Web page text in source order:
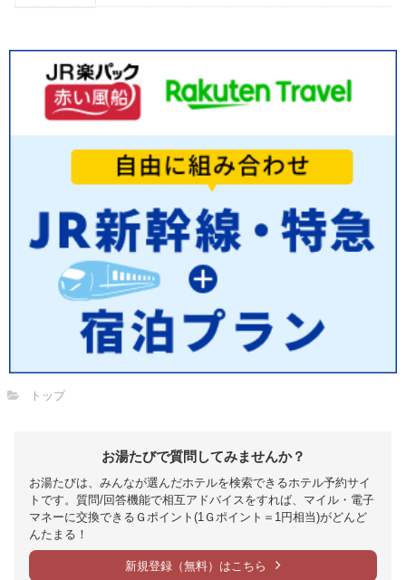
トップ
お湯たびで質問してみませんか？
お湯たびは、みんなが選んだホテルを検索できるホテル予約サイ
トです。質問/回答機能で相互アドバイスをすれば、マイル・電子
マネーに交換できるＧポイント(1Ｇポイント＝1円相当)がどんど
んたまる！
新規登録（無料）はこちら